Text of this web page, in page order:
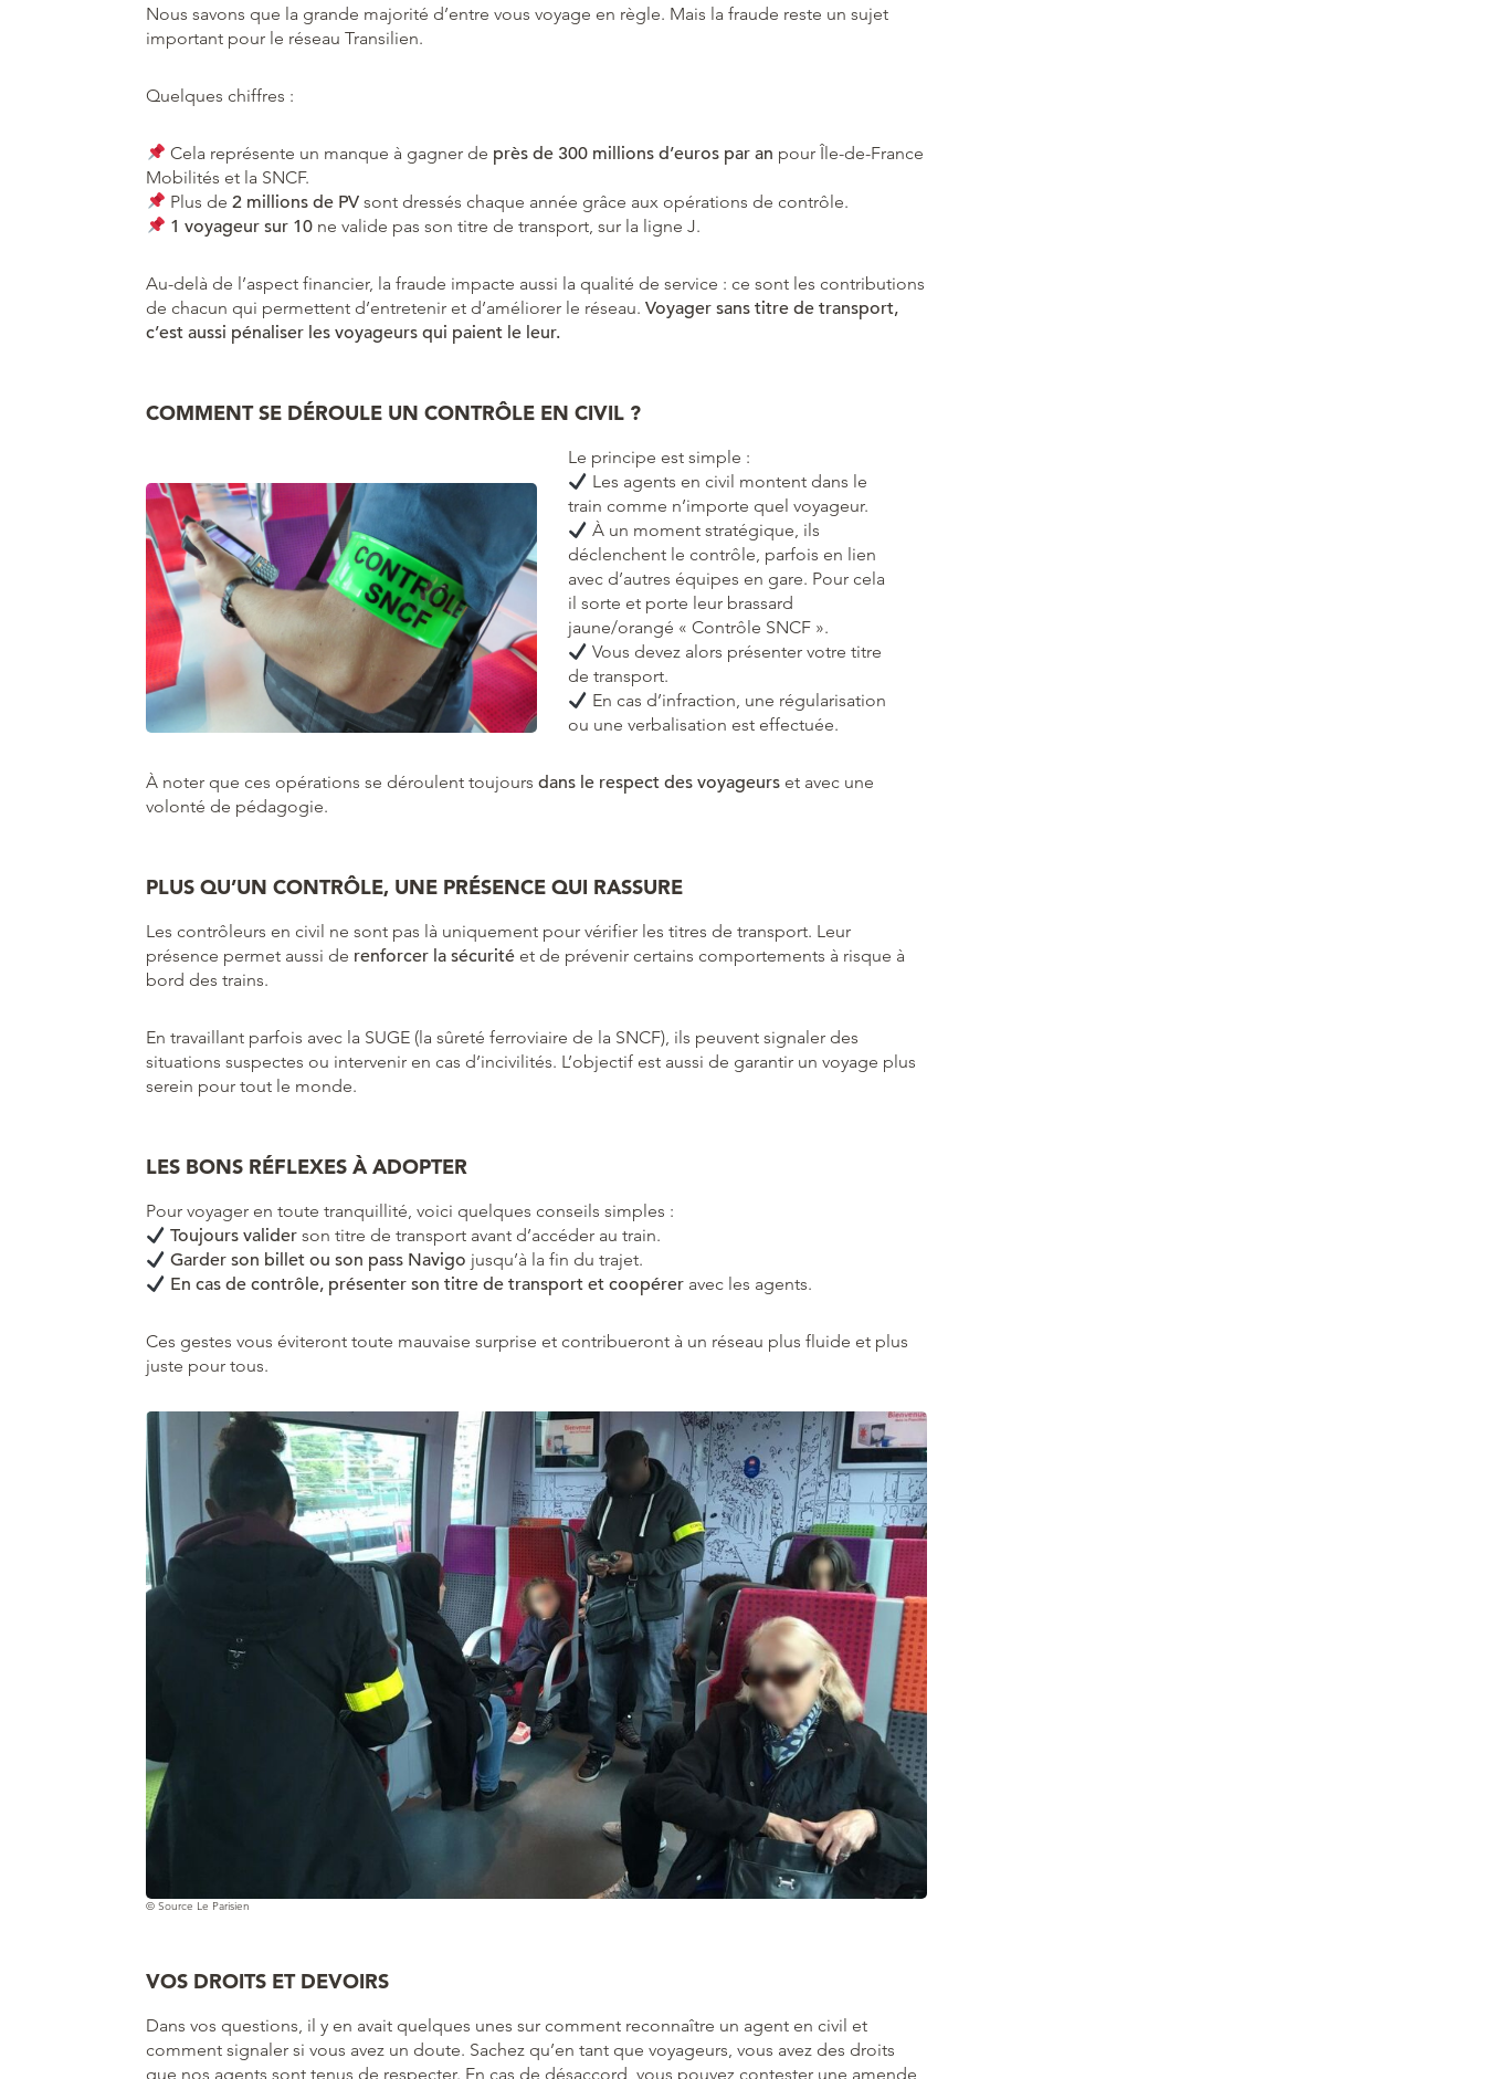
Nous savons que la grande majorité d’entre vous voyage en règle. Mais la fraude reste un sujet
important pour le réseau Transilien.
Quelques chiffres :
Cela représente un manque à gagner de près de 300 millions d’euros par an pour Île-de-France
Mobilités et la SNCF.
Plus de2 millions de PV sont dressés chaque année grâce aux opérations de contrôle.
1 voyageur sur 10 ne valide pas son titre de transport, sur la ligne J.
Au-delà de l’aspect financier, la fraude impacte aussi la qualité de service : ce sont les contributions
de chacun qui permettent d’entretenir et d’améliorer le réseau. Voyager sans titre de transport,
c’est aussi pénaliser les voyageurs qui paient le leur.
COMMENT SE DÉROULE UN CONTRÔLE EN CIVIL ?
Le principe est simple :
Les agents en civil montent dans le
train comme n’importe quel voyageur.
À un moment stratégique, ils
déclenchent le contrôle, parfois en lien
avec d’autres équipes en gare. Pour cela
il sorte et porte leur brassard
jaune/orangé « Contrôle SNCF ».
Vous devez alors présenter votre titre
de transport.
En cas d’infraction, une régularisation
ou une verbalisation est effectuée.
À noter que ces opérations se déroulent toujours dans le respect des voyageurs et avec une
volonté de pédagogie.
PLUS QU’UN CONTRÔLE, UNE PRÉSENCE QUI RASSURE
Les contrôleurs en civil ne sont pas là uniquement pour vérifier les titres de transport. Leur
présence permet aussi de renforcer la sécurité et de prévenir certains comportements à risque à
bord des trains.
En travaillant parfois avec la SUGE (la sûreté ferroviaire de la SNCF), ils peuvent signaler des
situations suspectes ou intervenir en cas d’incivilités. L’objectif est aussi de garantir un voyage plus
serein pour tout le monde.
LES BONS RÉFLEXES À ADOPTER
Pour voyager en toute tranquillité, voici quelques conseils simples :
Toujours valider son titre de transport avant d’accéder au train.
Garder son billet ou son pass Navigo jusqu’à la fin du trajet.
En cas de contrôle, présenter son titre de transport et coopérer avec les agents.
Ces gestes vous éviteront toute mauvaise surprise et contribueront à un réseau plus fluide et plus
juste pour tous.
© Source Le Parisien
VOS DROITS ET DEVOIRS
Dans vos questions, il y en avait quelques unes sur comment reconnaître un agent en civil et
comment signaler si vous avez un doute. Sachez qu’en tant que voyageurs, vous avez des droits
que nos agents sont tenus de respecter. En cas de désaccord, vous pouvez contester une amende